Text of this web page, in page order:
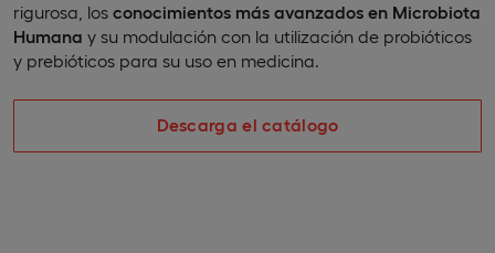
rigurosa, los conocimientos más avanzados en Microbiota
Humana y su modulación con la utilización de probióticos
y prebióticos para su uso en medicina.
Descarga el catálogo